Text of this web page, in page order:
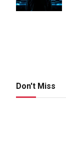
Don't Miss